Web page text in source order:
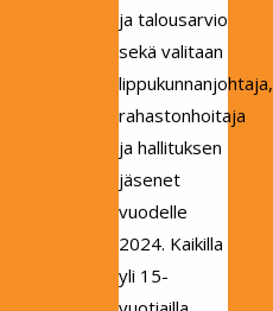
ja talousarvio
sekä valitaan
lippukunnanjohtaja,
rahastonhoitaja
ja hallituksen
jäsenet
vuodelle
2024. Kaikilla
yli 15-